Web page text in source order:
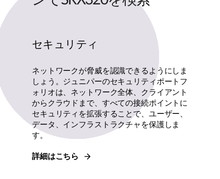
セキュリティ
ネットワークが脅威を認識できるようにしま
しょう。ジュニパーのセキュリティポートフ
ォリオは、ネットワーク全体、クライアント
からクラウドまで、すべての接続ポイントに
セキュリティを拡張することで、ユーザー、
データ、インフラストラクチャを保護しま
す。
詳細はこちら